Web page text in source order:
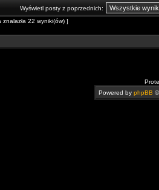
Wyświetl posty z poprzednich:
znalazła 22 wyniki(ów) ]
Powered by phpBB